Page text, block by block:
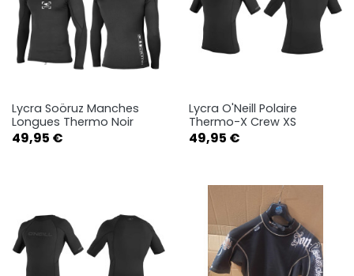
Lycra Soöruz Manches
Longues Thermo Noir
Prix
49,95 €
Lycra O'Neill Polaire
Thermo-X Crew XS
Prix
49,95 €